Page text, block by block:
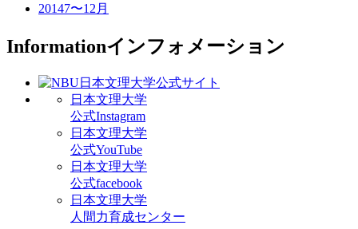
20147〜12月
Informationインフォメーション
日本文理大学
公式Instagram
日本文理大学
公式YouTube
日本文理大学
公式facebook
日本文理大学
人間力育成センター